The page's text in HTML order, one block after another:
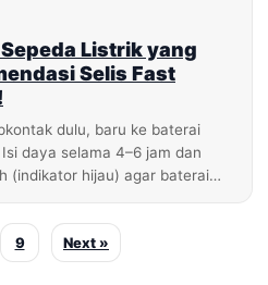
Listrik yang
Selis Fast
dulu, baru ke baterai
daya selama 4–6 jam dan
(indikator hijau) agar baterai…
9 Next »